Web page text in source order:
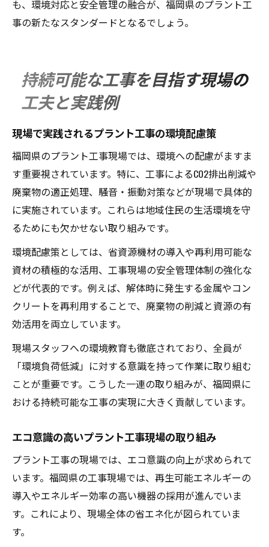
も、環境対応と安全管理の融合が、福岡県のプラント工
事の新たなスタンダードとなるでしょう。
持続可能な工事を目指す現場の
工夫と実践例
現場で実践されるプラント工事の環境配慮策
福岡県のプラント工事現場では、環境への配慮がますま
す重要視されています。特に、工事によるCO2排出削減や
廃棄物の適正処理、騒音・振動対策などが現場で具体的
に実施されています。これらは地域住民の生活環境を守
るためにも欠かせない取り組みです。
環境配慮策としては、省資源機材の導入や再利用可能な
資材の積極的な活用、工事現場の安全管理体制の強化な
どが代表的です。例えば、解体時に発生する金属やコン
クリートを再利用することで、廃棄物の削減と資源の有
効活用を両立しています。
現場スタッフへの環境教育も徹底されており、全員が
「環境負荷低減」に対する意識を持って作業に取り組む
ことが重要です。こうした一連の取り組みが、福岡県に
おける持続可能な工事の実現に大きく貢献しています。
エコ意識の高いプラント工事現場の取り組み
プラント工事の現場では、エコ意識の向上が求められて
います。福岡県の工事現場では、再生可能エネルギーの
導入やエネルギー効率の高い機器の採用が進んでいま
す。これにより、現場全体の省エネ化が図られていま
す。